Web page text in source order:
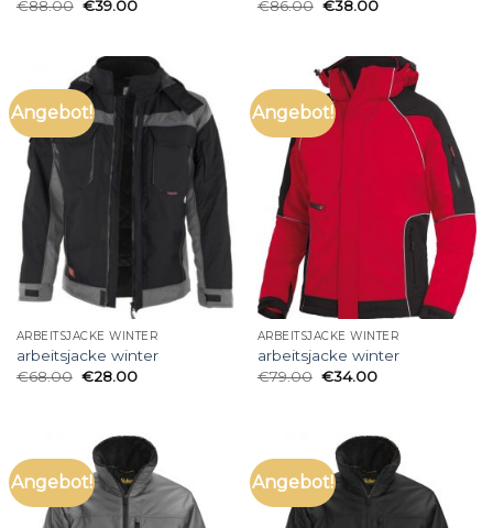
€88.00 €39.00
€86.00 €38.00
Angebot!
ARBEITSJACKE WINTER
arbeitsjacke winter
€68.00 €28.00
Angebot!
ARBEITSJACKE WINTER
arbeitsjacke winter
€79.00 €34.00
Angebot! Angebot!